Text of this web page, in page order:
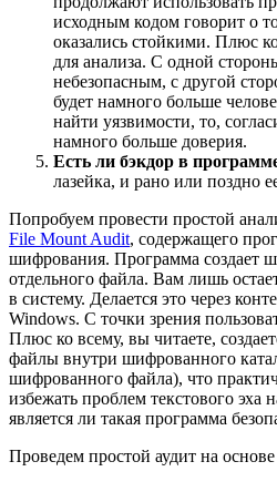
исходным кодом говорит о
оказались стойкими. Плюс
для анализа. С одной
небезопасным, с другой
будет намного больше
найти уязвимости, то,
намного больше доверия.
Есть ли бэкдор в
лазейка, и рано или поздно
Попробуем провести простой
File Mount Audit, содержащего
шифрования. Программа создает
отдельного файла. Вам лишь
в систему. Делается это через
Windows. С точки зрения
Плюс ко всему, вы читаете,
файлы внутри шифрованного
шифрованного файла), что
избежать проблем текстового
является ли такая программа
Проведем простой аудит на